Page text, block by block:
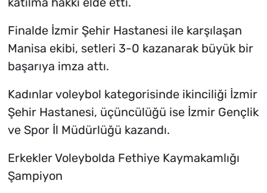
Finalde İzmir Şehir Hastanesi ile karşılaşan
Manisa ekibi, setleri 3-0 kazanarak büyük bir
başarıya imza attı.
Kadınlar voleybol kategorisinde ikinciliği İzmir
Şehir Hastanesi, üçüncülüğü ise İzmir Gençlik
ve Spor İl Müdürlüğü kazandı.
Erkekler Voleybolda Fethiye Kaymakamlığı
Şampiyon